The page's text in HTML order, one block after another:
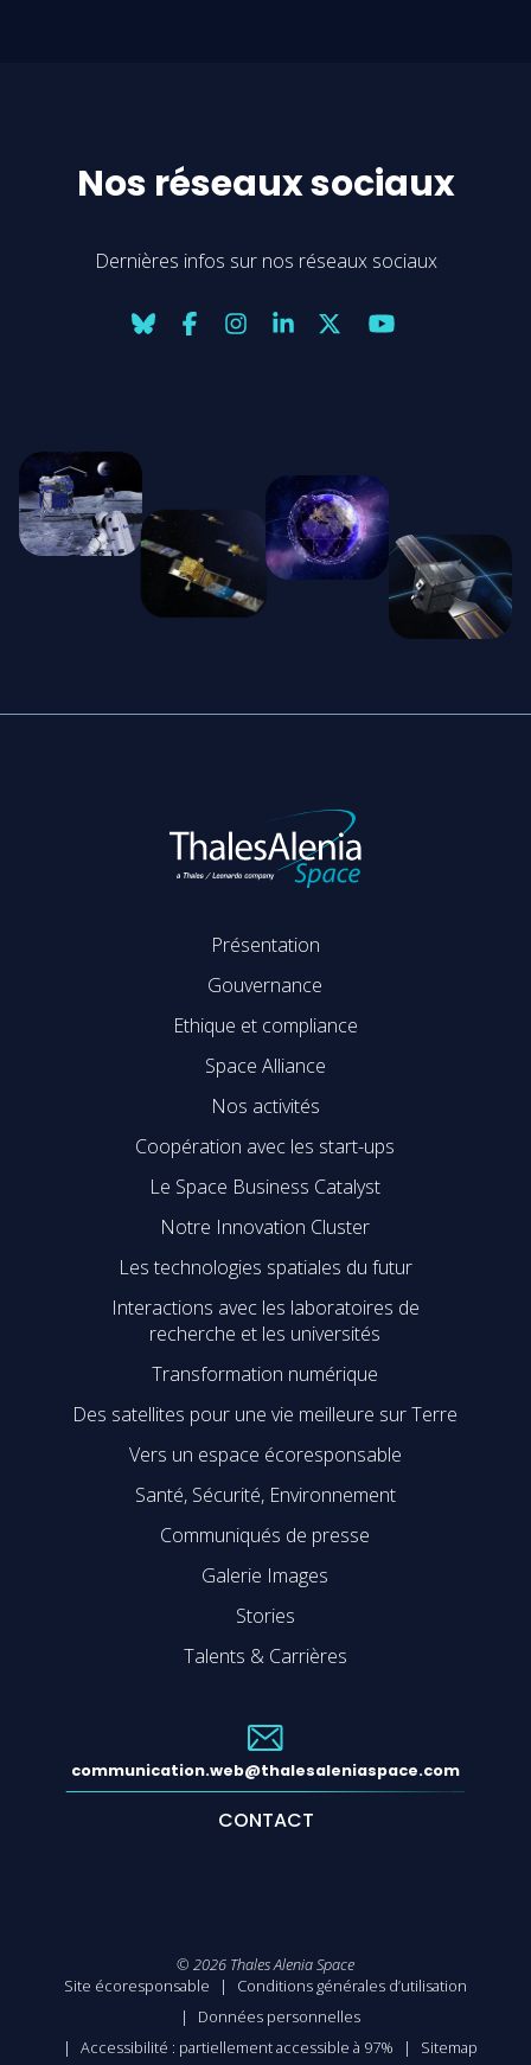
Nos réseaux sociaux
Dernières infos sur nos réseaux sociaux
Présentation
Gouvernance
Ethique et compliance
Space Alliance
Nos activités
Coopération avec les start-ups
Le Space Business Catalyst
Notre Innovation Cluster
Les technologies spatiales du futur
Interactions avec les laboratoires de
recherche et les universités
Transformation numérique
Des satellites pour une vie meilleure sur Terre
Vers un espace écoresponsable
Santé, Sécurité, Environnement
Communiqués de presse
Galerie Images
Stories
Talents & Carrières
communication.web@thalesaleniaspace.com
CONTACT
© 2026 Thales Alenia Space
Site écoresponsable
Conditions générales d’utilisation
Données personnelles
Accessibilité : partiellement accessible à 97%
Sitemap